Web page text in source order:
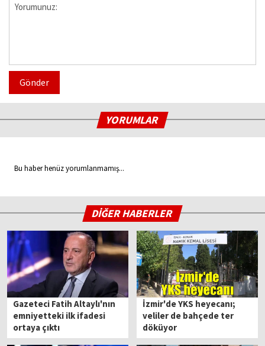
Gönder
YORUMLAR
Bu haber henüz yorumlanmamış...
DİĞER HABERLER
Gazeteci Fatih Altaylı'nın
emniyetteki ilk ifadesi
ortaya çıktı
İzmir'de YKS heyecanı;
veliler de bahçede ter
döküyor